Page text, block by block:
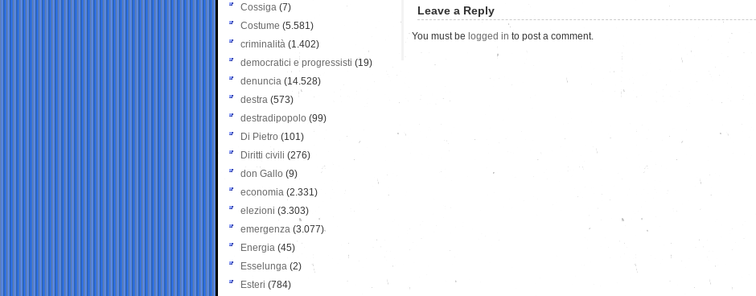
Leave a Reply
You must be logged in to post a comment.
Cossiga (7)
Costume (5.581)
criminalità (1.402)
democratici e progressisti (19)
denuncia (14.528)
destra (573)
destradipopolo (99)
Di Pietro (101)
Diritti civili (276)
don Gallo (9)
economia (2.331)
elezioni (3.303)
emergenza (3.077)
Energia (45)
Esselunga (2)
Esteri (784)